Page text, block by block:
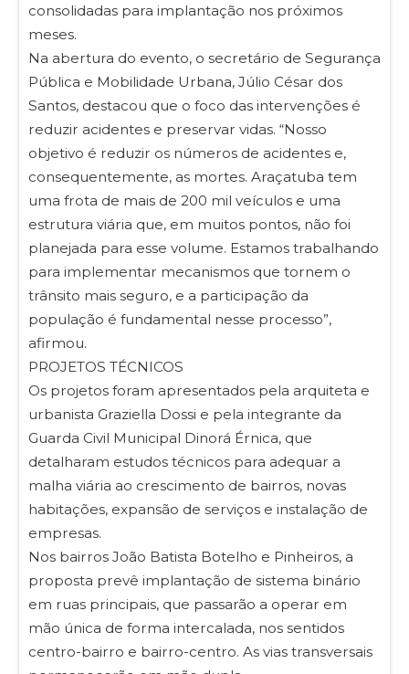
consolidadas para implantação nos próximos
meses.
Na abertura do evento, o secretário de Segurança
Pública e Mobilidade Urbana, Júlio César dos
Santos, destacou que o foco das intervenções é
reduzir acidentes e preservar vidas. “Nosso
objetivo é reduzir os números de acidentes e,
consequentemente, as mortes. Araçatuba tem
uma frota de mais de 200 mil veículos e uma
estrutura viária que, em muitos pontos, não foi
planejada para esse volume. Estamos trabalhando
para implementar mecanismos que tornem o
trânsito mais seguro, e a participação da
população é fundamental nesse processo”,
afirmou.
PROJETOS TÉCNICOS
Os projetos foram apresentados pela arquiteta e
urbanista Graziella Dossi e pela integrante da
Guarda Civil Municipal Dinorá Érnica, que
detalharam estudos técnicos para adequar a
malha viária ao crescimento de bairros, novas
habitações, expansão de serviços e instalação de
empresas.
Nos bairros João Batista Botelho e Pinheiros, a
proposta prevê implantação de sistema binário
em ruas principais, que passarão a operar em
mão única de forma intercalada, nos sentidos
centro-bairro e bairro-centro. As vias transversais